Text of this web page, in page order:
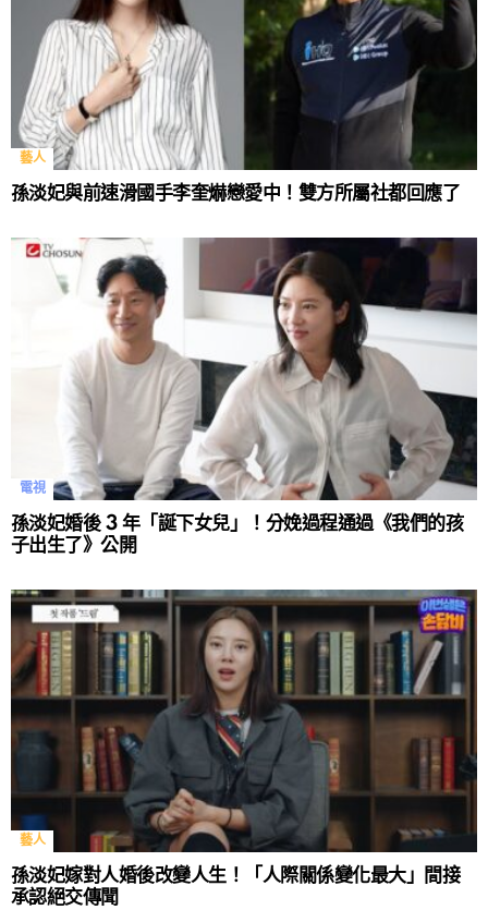
藝人
孫淡妃與前速滑國手李奎爀戀愛中！雙方所屬社都回應了
電視
孫淡妃婚後 3 年「誕下女兒」！分娩過程通過《我們的孩
子出生了》公開
藝人
孫淡妃嫁對人婚後改變人生！「人際關係變化最大」間接
承認絕交傳聞